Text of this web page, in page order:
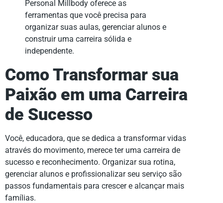
Personal Millbody oferece as
ferramentas que você precisa para
organizar suas aulas, gerenciar alunos e
construir uma carreira sólida e
independente.
Como Transformar sua
Paixão em uma Carreira
de Sucesso
Você, educadora, que se dedica a transformar vidas
através do movimento, merece ter uma carreira de
sucesso e reconhecimento. Organizar sua rotina,
gerenciar alunos e profissionalizar seu serviço são
passos fundamentais para crescer e alcançar mais
famílias.